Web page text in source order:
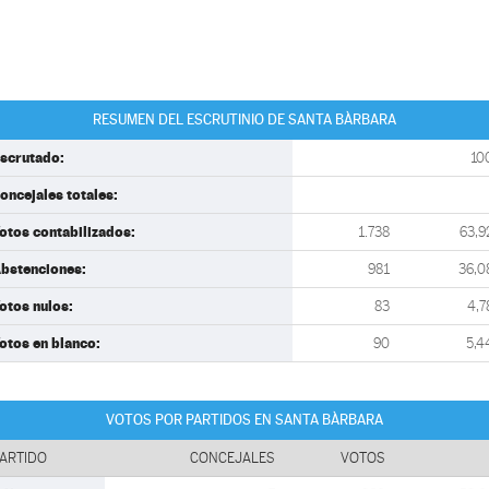
RESUMEN DEL ESCRUTINIO DE SANTA BÀRBARA
totales:
contabilizados: 1.738
981
nulos: 83
en blanco: 90
VOTOS POR PARTIDOS EN SANTA BÀRBARA
CONCEJALES VOTOS